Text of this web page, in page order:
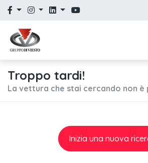
Troppo tardi!
La vettura che stai cercando non è
Inizia una nuova